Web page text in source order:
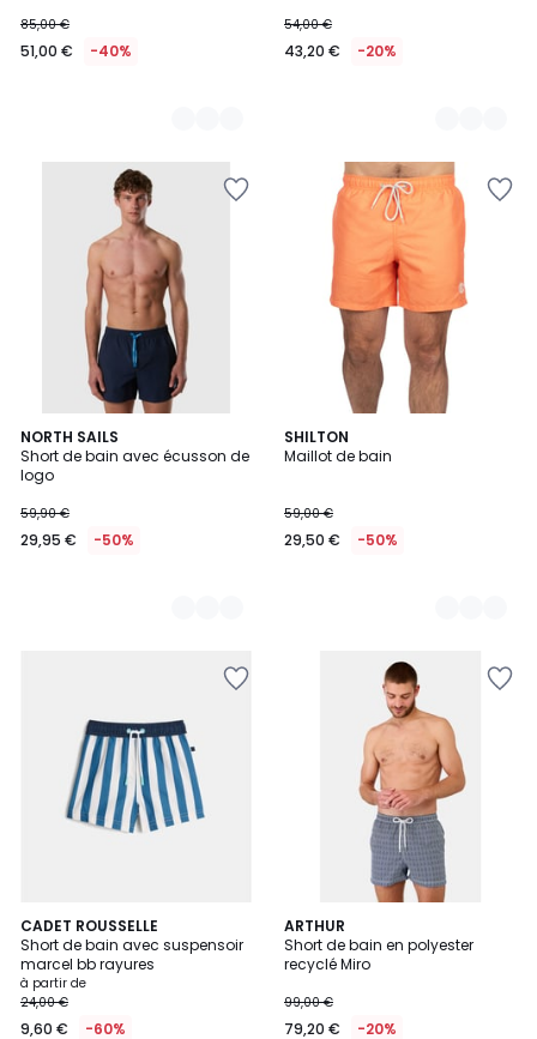
85,00 €
51,00 € -40%
54,00 €
43,20 € -20%
NORTH SAILS
Short de bain avec écusson de
logo
59,90 €
29,95 € -50%
6
Couleurs
SHILTON
Maillot de bain
59,00 €
29,50 € -50%
3
Couleurs
CADET ROUSSELLE
Short de bain avec suspensoir
marcel bb rayures
à partir de
24,00 €
9,60 € -60%
ARTHUR
Short de bain en polyester
recyclé Miro
99,00 €
79,20 € -20%